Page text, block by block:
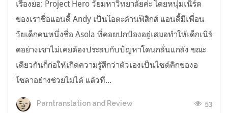
เรื่องย่อ: Project Hero วัยมหาวิทยาลัยค่ะ โดยหนุ่มเนิร์ด
ของเราชื่อแอนดี้ Andy เป็นโอตะด้านฟิสิกส์ แอนดี้มีเพื่อน
วัยเด็กคนหนึ่งชื่อ Asola ที่คอยปกป้องอยู่เสมอทำให้เด็กเนิร์
ดอย่างเขาไม่เคยต้องประสบกับปัญหาโดนกลั่นแกล้ง ขณะ
เดียวกันก็ก่อให้เกิดความรู้สึกว่าตัวเองเป็นไซด์คิกของอ
โซลาอย่างช่วยไม่ได้ แล้วที...
Parntranslation and Review 53